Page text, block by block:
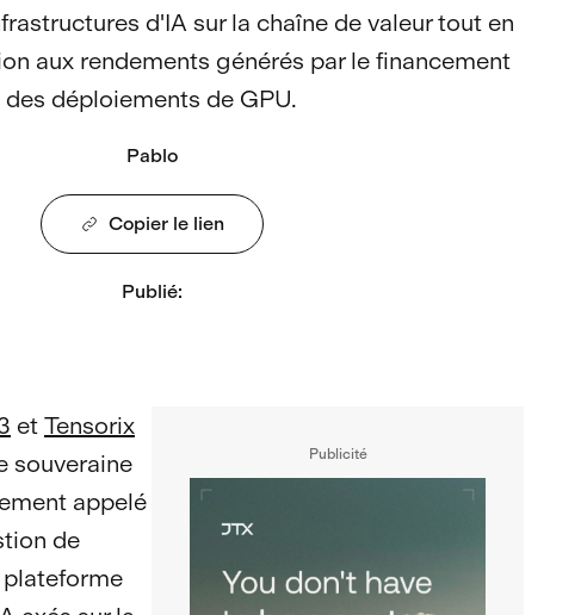
d'IA sur la chaîne de valeur tout en
aux rendements générés par le financement
des déploiements de GPU.
Pablo
Copier le lien
Publié:
et Tensorix
souveraine
appelé
de
Publicité